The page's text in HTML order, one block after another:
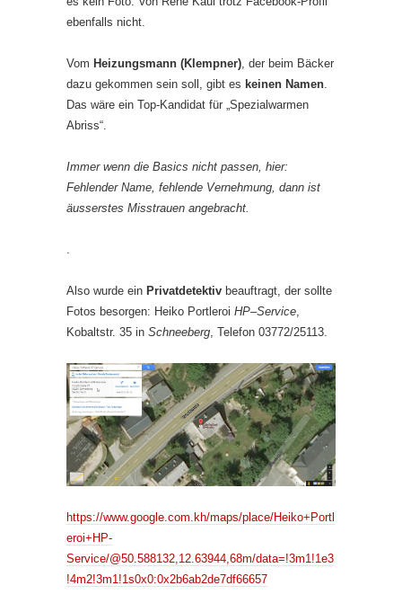
ebenfalls nicht.
Vom Heizungsmann (Klempner), der beim Bäcker
dazu gekommen sein soll, gibt es keinen Namen.
Das wäre ein Top-Kandidat für „Spezialwarmen
Abriss“.
Immer wenn die Basics nicht passen, hier:
Fehlender Name, fehlende Vernehmung, dann ist
äusserstes Misstrauen angebracht.
.
Also wurde ein Privatdetektiv beauftragt, der sollte
Fotos besorgen: Heiko Portleroi HP–Service,
Kobaltstr. 35 in Schneeberg, Telefon 03772/25113.
https://www.google.com.kh/maps/place/Heiko+Portl
eroi+HP-
Service/@50.588132,12.63944,68m/data=!3m1!1e3
!4m2!3m1!1s0x0:0x2b6ab2de7df66657